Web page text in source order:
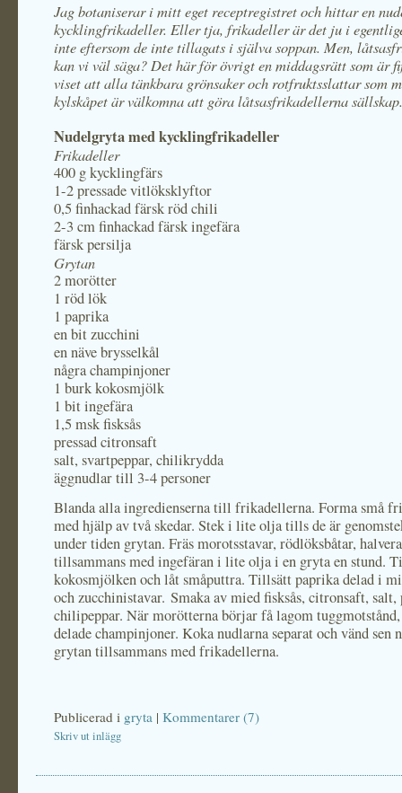
Jag botaniserar i mitt eget receptregistret och hittar en
kycklingfrikadeller. Eller tja, frikadeller är det ju i
inte eftersom de inte tillagats i själva soppan. Men,
kan vi väl säga? Det här för övrigt en middagsrätt som är
viset att alla tänkbara grönsaker och rotfruktsslattar som
kylskåpet är välkomna att göra låtsasfrikadellerna sällskap.
Nudelgryta med kycklingfrikadeller
Frikadeller
400 g kycklingfärs
1-2 pressade vitlöksklyftor
0,5 finhackad färsk röd chili
2-3 cm finhackad färsk ingefära
färsk persilja
Grytan
2 morötter
1 röd lök
1 paprika
en bit zucchini
en näve brysselkål
några champinjoner
1 burk kokosmjölk
1 bit ingefära
1,5 msk fisksås
pressad citronsaft
salt, svartpeppar, chilikrydda
äggnudlar till 3-4 personer
Blanda alla ingredienserna till frikadellerna. Forma små
med hjälp av två skedar. Stek i lite olja tills de är
under tiden grytan. Fräs morotsstavar, rödlöksbåtar,
tillsammans med ingefäran i lite olja i en gryta en stund.
kokosmjölken och låt småputtra. Tillsätt paprika delad i
och zucchinistavar. Smaka av mied fisksås, citronsaft, salt,
chilipeppar. När morötterna börjar få lagom
delade champinjoner. Koka nudlarna separat och vänd sen
grytan tillsammans med frikadellerna.
Publicerad i gryta | Kommentarer (7)
Skriv ut inlägg